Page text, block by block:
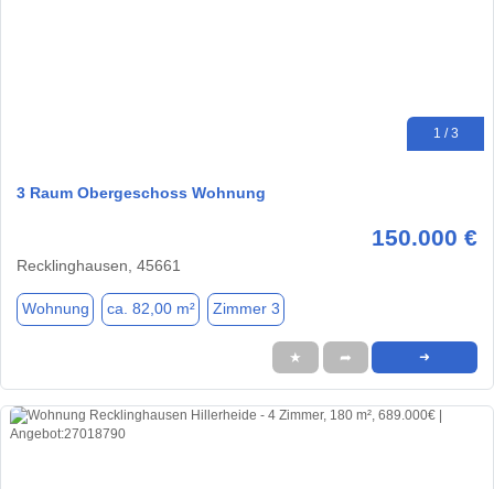
1 / 3
3 Raum Obergeschoss Wohnung
150.000 €
Recklinghausen, 45661
Wohnung ca. 82,00 m² Zimmer 3
★ ➦ ➜